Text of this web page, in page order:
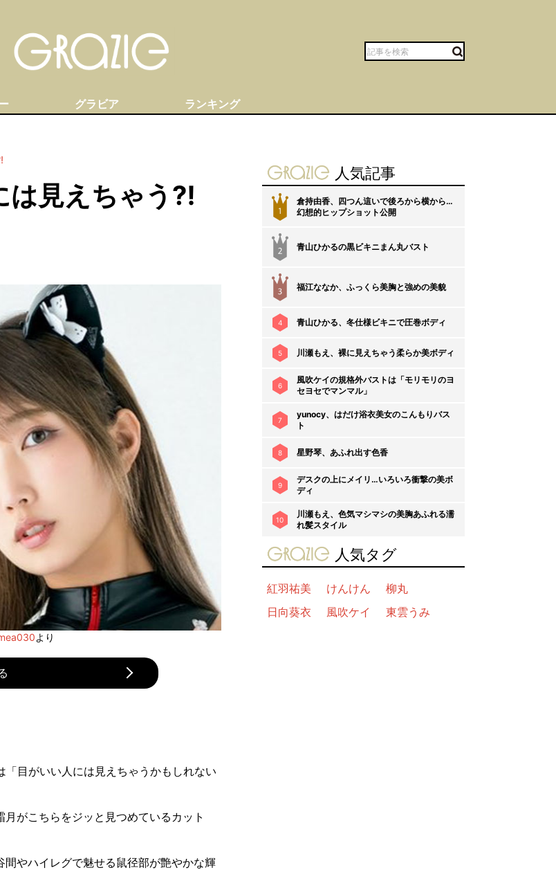
グラビア ランキング
は見えちゃう⁈
より
「目がいい人には見えちゃうかもしれない
がこちらをジッと見つめているカット
やハイレグで魅せる鼠径部が艶やかな輝
gravure-grazie
人気記事
1
倉持由香、四つん這いで後ろから横から…
幻想的ヒップショット公開
青山ひかるの黒ビキニまん丸バスト
福江ななか、ふっくら美胸と強めの美貌
4 青山ひかる、冬仕様ビキニで圧巻ボディ
5 川瀬もえ、裸に見えちゃう柔らか美ボディ
6
風吹ケイの規格外バストは「モリモリのヨ
セヨセでマンマル」
7
yunocy、はだけ浴衣美女のこんもりバス
ト
8 星野琴、あふれ出す色香
9
デスクの上にメイリ…いろいろ衝撃の美ボ
ディ
10
川瀬もえ、色気マシマシの美胸あふれる濡
れ髪スタイル
gravure-grazie
人気タグ
紅羽祐美 けんけん
柳丸
日向葵衣
風吹ケイ 東雲うみ